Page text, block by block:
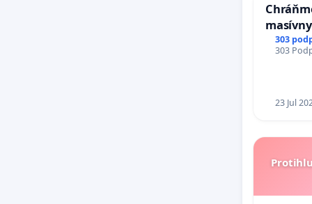
303
303
23 Jul